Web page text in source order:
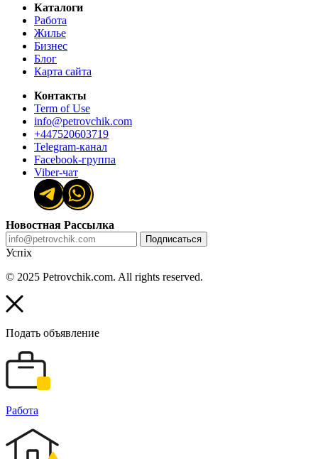
Каталоги
Работа
Жилье
Бизнес
Блог
Карта сайта
Контакты
Term of Use
info@petrovchik.com
+447520603719
Telegram-канал
Facebook-группа
Viber-чат
Новостная Рассылка
Подписаться
Успіх
© 2025 Petrovchik.com. All rights reserved.
Подать объявление
Работа